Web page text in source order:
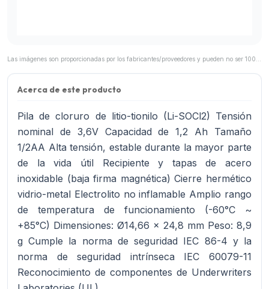
Acerca de este producto
Pila de cloruro de litio-tionilo (Li-SOCl2) Tensión
nominal de 3,6V Capacidad de 1,2 Ah Tamaño
1/2AA Alta tensión, estable durante la mayor parte
de la vida útil Recipiente y tapas de acero
inoxidable (baja firma magnética) Cierre hermético
vidrio-metal Electrolito no inflamable Amplio rango
de temperatura de funcionamiento (-60°C ~
+85°C) Dimensiones: Ø14,66 x 24,8 mm Peso: 8,9
g Cumple la norma de seguridad IEC 86-4 y la
norma de seguridad intrínseca IEC 60079-11
Reconocimiento de componentes de Underwriters